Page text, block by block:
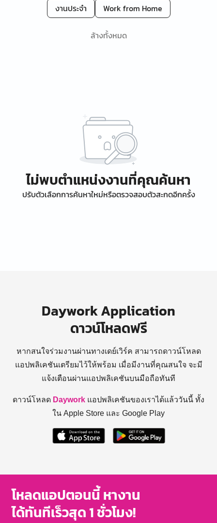
งานประจำ
Work from Home
ล้างทั้งหมด
ไม่พบตำแหน่งงานที่คุณค้นหา
ปรับตัวเลือกการค้นหาใหม่หรือตรวจสอบตัวสะกดอีกครั้ง
Daywork Application
ดาวน์โหลดฟรี
หากสนใจร่วมงานผ่านทางเดย์เวิร์ค สามารถดาวน์โหลด
แอปพลิเคชันเตรียมไว้ให้พร้อม เมื่อมีงานที่คุณสนใจ จะมี
แจ้งเตือนผ่านแอปพลิเคชันบนมือถือทันที
ดาวน์โหลด Daywork แอปพลิเคชันของเราได้แล้ววันนี้ ทั้ง
ใน Apple Store และ Google Play
โหลดแอปตอนนี้ หางาน
ได้ทันทีเร็วสุด 1 ชั่วโมง!